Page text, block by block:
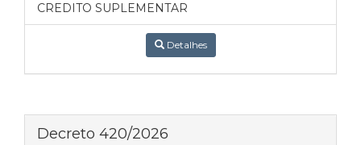
CREDITO SUPLEMENTAR
Detalhes
Decreto 420/2026